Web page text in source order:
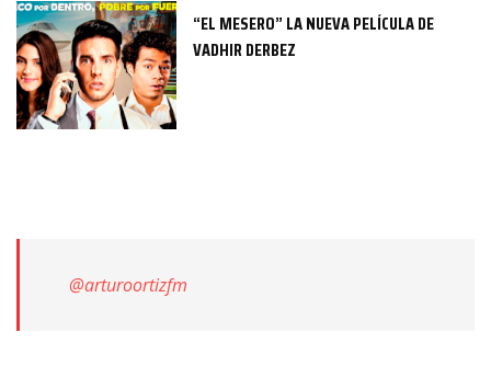
“EL MESERO” LA NUEVA PELÍCULA DE
VADHIR DERBEZ
@arturoortizfm